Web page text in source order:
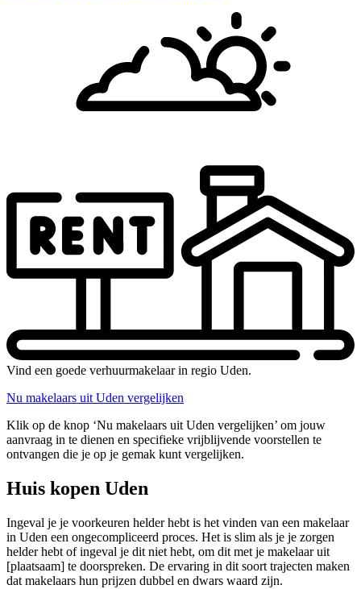
Vind een goede verhuurmakelaar in regio Uden.
Nu makelaars uit Uden vergelijken
Klik op de knop ‘Nu makelaars uit Uden vergelijken’ om jouw
aanvraag in te dienen en specifieke vrijblijvende voorstellen te
ontvangen die je op je gemak kunt vergelijken.
Huis kopen Uden
Ingeval je je voorkeuren helder hebt is het vinden van een makelaar
in Uden een ongecompliceerd proces. Het is slim als je je zorgen
helder hebt of ingeval je dit niet hebt, om dit met je makelaar uit
[plaatsaam] te doorspreken. De ervaring in dit soort trajecten maken
dat makelaars hun prijzen dubbel en dwars waard zijn.